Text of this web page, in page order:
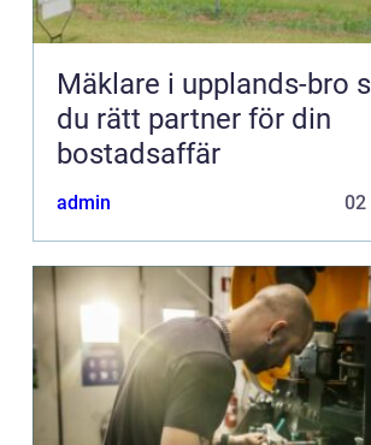
Mäklare i upplands-bro så hittar
du rätt partner för din
bostadsaffär
admin 02